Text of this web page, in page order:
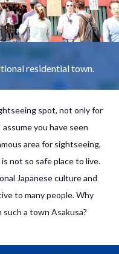
residential town.
spot, not only for
you have seen
area for sightseeing,
not so safe place to live.
Japanese culture and
to many people. Why
a town Asakusa?